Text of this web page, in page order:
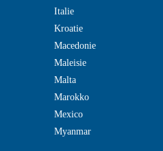
Italie
Kroatie
Macedonie
Maleisie
Malta
Marokko
Mexico
Myanmar